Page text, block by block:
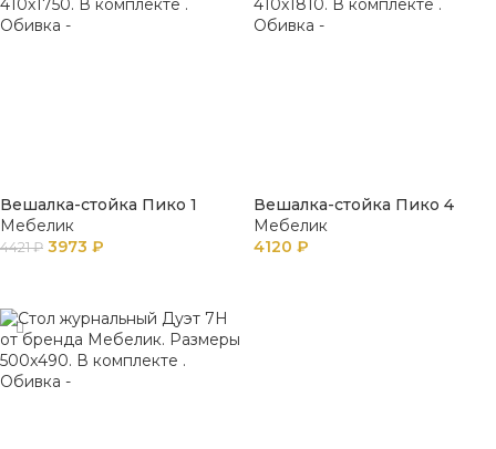
Вешалка-стойка Пико 1
Мебелик
4421₽ 3973 ₽
Вешалка-стойка Пико 4
Мебелик
4120 ₽